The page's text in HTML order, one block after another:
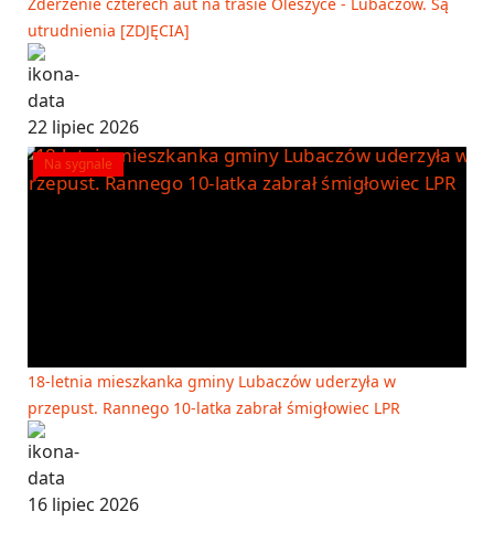
Zderzenie czterech aut na trasie Oleszyce - Lubaczów. Są
utrudnienia [ZDJĘCIA]
22 lipiec 2026
Na sygnale
18-letnia mieszkanka gminy Lubaczów uderzyła w
przepust. Rannego 10-latka zabrał śmigłowiec LPR
16 lipiec 2026